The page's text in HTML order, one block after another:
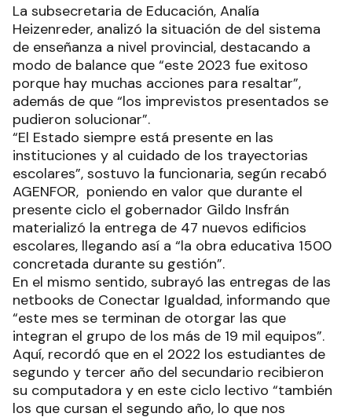
La subsecretaria de Educación, Analía
Heizenreder, analizó la situación de del sistema
de enseñanza a nivel provincial, destacando a
modo de balance que “este 2023 fue exitoso
porque hay muchas acciones para resaltar”,
además de que “los imprevistos presentados se
pudieron solucionar”.
“El Estado siempre está presente en las
instituciones y al cuidado de los trayectorias
escolares”, sostuvo la funcionaria, según recabó
AGENFOR, poniendo en valor que durante el
presente ciclo el gobernador Gildo Insfrán
materializó la entrega de 47 nuevos edificios
escolares, llegando así a “la obra educativa 1500
concretada durante su gestión”.
En el mismo sentido, subrayó las entregas de las
netbooks de Conectar Igualdad, informando que
“este mes se terminan de otorgar las que
integran el grupo de los más de 19 mil equipos”.
Aquí, recordó que en el 2022 los estudiantes de
segundo y tercer año del secundario recibieron
su computadora y en este ciclo lectivo “también
los que cursan el segundo año, lo que nos